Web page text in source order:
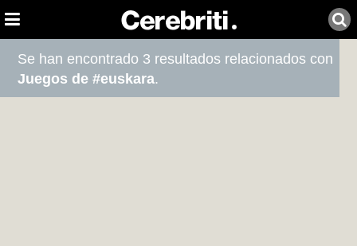
Se han encontrado 3 resultados relacionados con
Juegos de #euskara.